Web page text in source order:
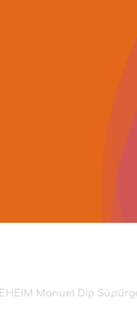
EHEIM Manuel Dip